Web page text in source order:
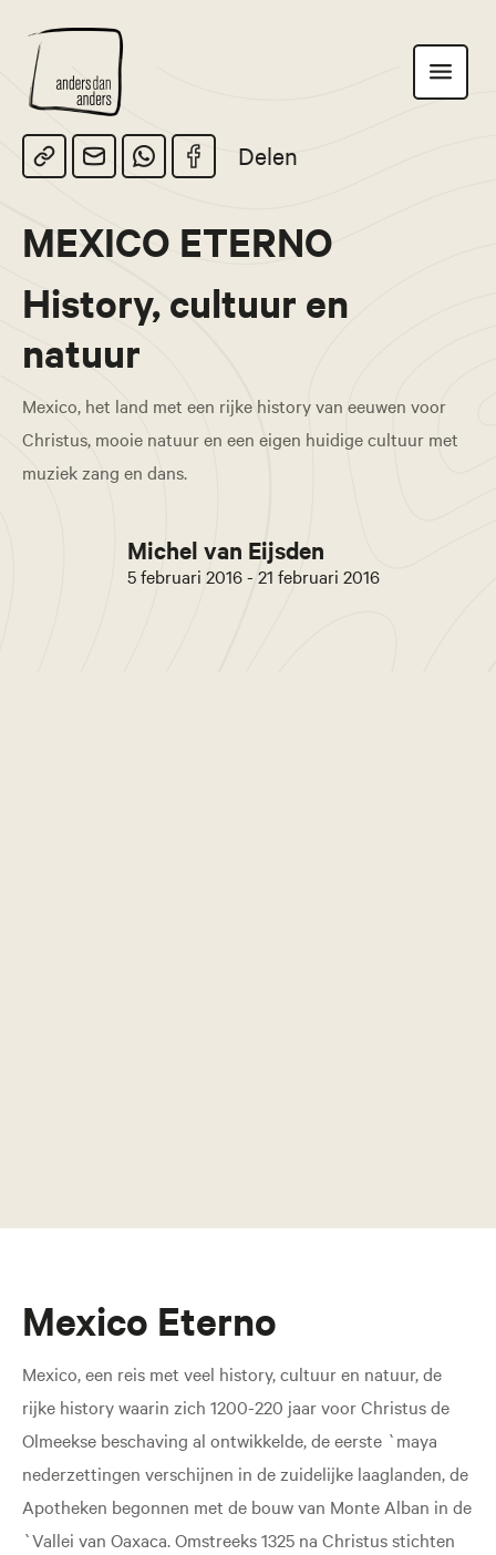
Anders
dan
Anders
Toon
navigatie
Delen
MEXICO ETERNO
History, cultuur en
natuur
Mexico, het land met een rijke history van eeuwen voor
Christus, mooie natuur en een eigen huidige cultuur met
muziek zang en dans.
Michel van Eijsden
5 februari 2016 - 21 februari 2016
Mexico Eterno
Mexico, een reis met veel history, cultuur en natuur, de
rijke history waarin zich 1200-220 jaar voor Christus de
Olmeekse beschaving al ontwikkelde, de eerste `maya
nederzettingen verschijnen in de zuidelijke laaglanden, de
Apotheken begonnen met de bouw van Monte Alban in de
`Vallei van Oaxaca. Omstreeks 1325 na Christus stichten